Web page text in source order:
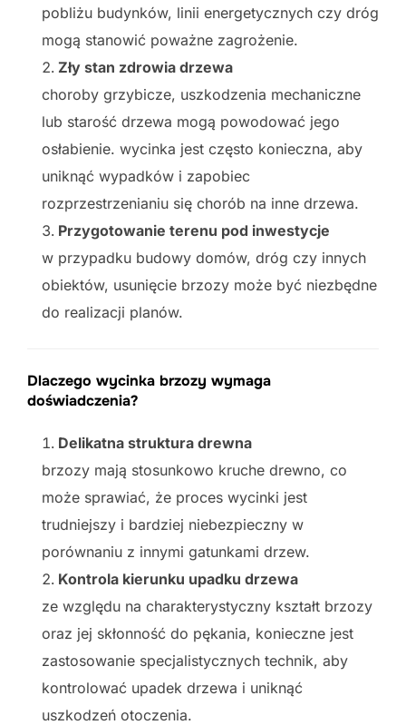
pobliżu budynków, linii energetycznych czy dróg
mogą stanowić poważne zagrożenie.
Zły stan zdrowia drzewa
choroby grzybicze, uszkodzenia mechaniczne
lub starość drzewa mogą powodować jego
osłabienie. wycinka jest często konieczna, aby
uniknąć wypadków i zapobiec
rozprzestrzenianiu się chorób na inne drzewa.
Przygotowanie terenu pod inwestycje
w przypadku budowy domów, dróg czy innych
obiektów, usunięcie brzozy może być niezbędne
do realizacji planów.
Dlaczego wycinka brzozy wymaga
doświadczenia?
Delikatna struktura drewna
brzozy mają stosunkowo kruche drewno, co
może sprawiać, że proces wycinki jest
trudniejszy i bardziej niebezpieczny w
porównaniu z innymi gatunkami drzew.
Kontrola kierunku upadku drzewa
ze względu na charakterystyczny kształt brzozy
oraz jej skłonność do pękania, konieczne jest
zastosowanie specjalistycznych technik, aby
kontrolować upadek drzewa i uniknąć
uszkodzeń otoczenia.